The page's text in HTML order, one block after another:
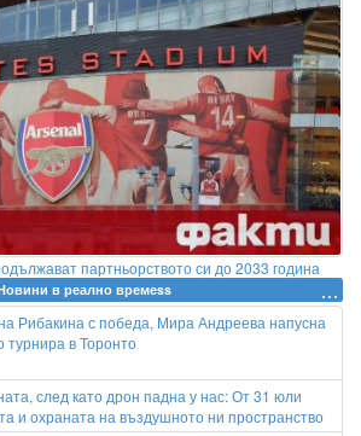
партньорството си до 2033 година
в реално времеss
Рибакина с победа, Мира Андреева напусна
турнира в Торонто
след като дрон падна у нас: От 31 юли
и охраната на въздушното ни пространство